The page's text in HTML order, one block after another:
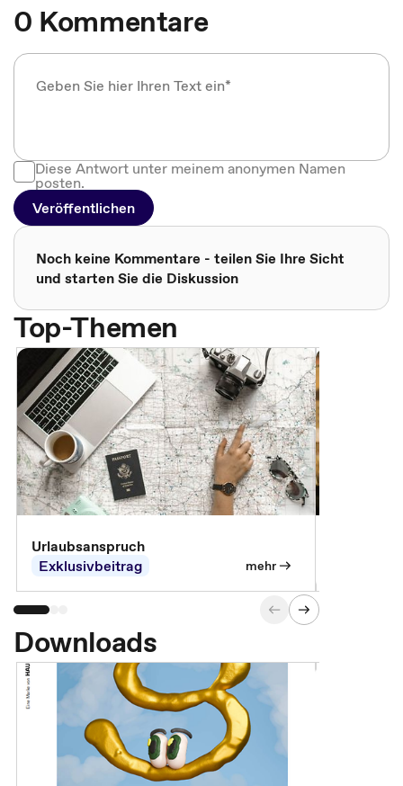
0 Kommentare
Diese Antwort unter meinem anonymen Namen
posten.
Veröffentlichen
Noch keine Kommentare - teilen Sie Ihre Sicht
und starten Sie die Diskussion
Top-Themen
Urlaubsanspruch
Exklusivbeitrag
mehr
Downloads